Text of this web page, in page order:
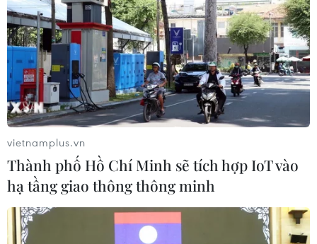
chính sách tư vấn, hỗ trợ và chào đón của chính
quyền thành phố.
[Đề xuất giải pháp phục hồi du lịch quốc tế,
phát triển du lịch MICE]
Bà Mai Thị Thanh Hải cho biết, Ủy ban Nhân
dân thành phố Đà Nẵng đã ban hành Chương
trình hỗ trợ khách MICE năm 2023. Trong đó,
các đoàn khách công vụ nội địa và quốc tế đến
với thành phố sẽ được chào đón tại sân bay với
mô hình check-in MICE Đà Nẵng, băngrôn chào
đón đoàn, tặng hoa cho trưởng đoàn và quà đặc
vietnamplus.vn
Thành phố Hồ Chí Minh sẽ tích hợp IoT vào
hạ tầng giao thông thông minh